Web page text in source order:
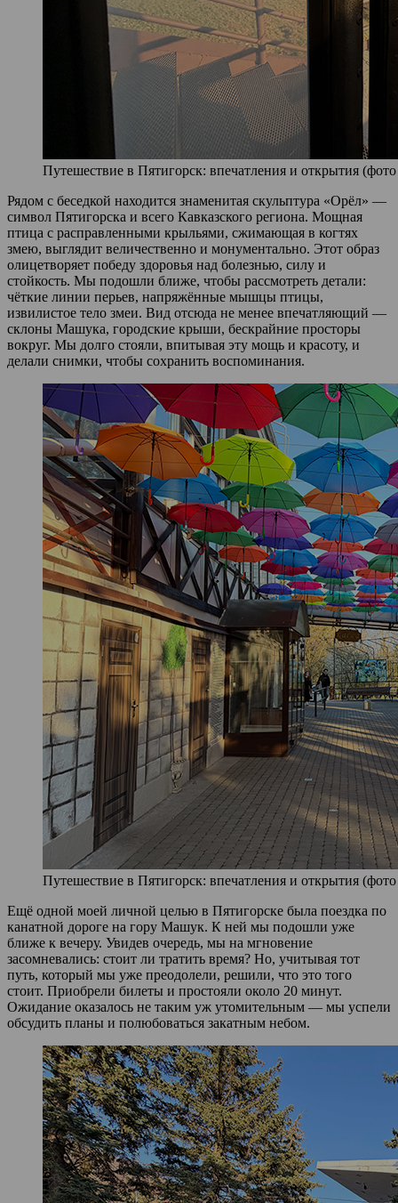
Путешествие в Пятигорск: впечатления и открытия
Рядом с беседкой находится знаменитая скульптура «Орёл» —
символ Пятигорска и всего Кавказского региона. Мощная
птица с расправленными крыльями, сжимающая в когтях
змею, выглядит величественно и монументально. Этот образ
олицетворяет победу здоровья над болезнью, силу и
стойкость. Мы подошли ближе, чтобы рассмотреть детали:
чёткие линии перьев, напряжённые мышцы птицы,
извилистое тело змеи. Вид отсюда не менее впечатляющий —
склоны Машука, городские крыши, бескрайние просторы
вокруг. Мы долго стояли, впитывая эту мощь и красоту, и
делали снимки, чтобы сохранить воспоминания.
Путешествие в Пятигорск: впечатления и открытия
Ещё одной моей личной целью в Пятигорске была поездка по
канатной дороге на гору Машук. К ней мы подошли уже
ближе к вечеру. Увидев очередь, мы на мгновение
засомневались: стоит ли тратить время? Но, учитывая тот
путь, который мы уже преодолели, решили, что это того
стоит. Приобрели билеты и простояли около 20 минут.
Ожидание оказалось не таким уж утомительным — мы успели
обсудить планы и полюбоваться закатным небом.